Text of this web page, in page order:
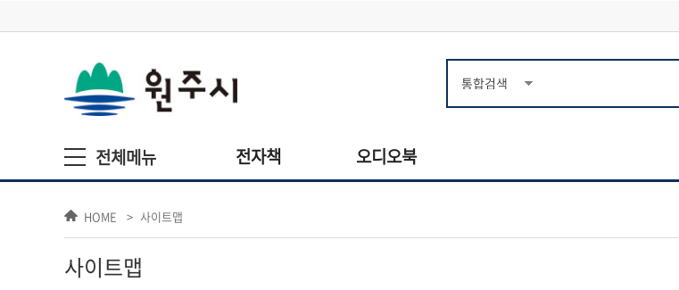
전자책 오디오북
HOME 사이트맵
사이트맵